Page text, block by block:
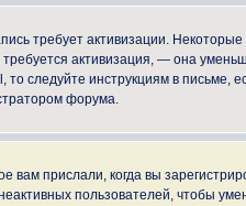
требует активизации.
активизация, — она
следуйте инструкциям в
форума.
прислали, когда вы
пользователей, чтобы